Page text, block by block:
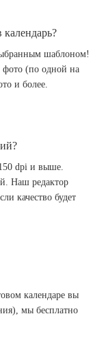
шаблоном!
фото (по одной на
и более.
dpi и выше.
Наш редактор
качество будет
календаре вы
мы бесплатно